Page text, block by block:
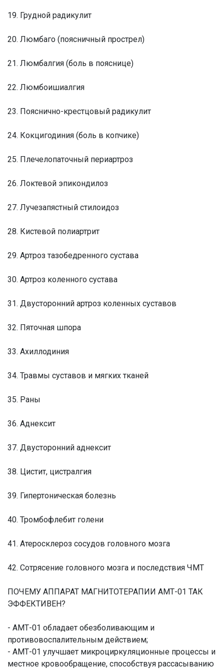
19. Грудной радикулит
20. Люмбаго (поясничный прострел)
21. Люмбалгия (боль в пояснице)
22. Люмбоишиалгия
23. Пояснично-крестцовый радикулит
24. Кокцигодиния (боль в копчике)
25. Плечелопаточный периартроз
26. Локтевой эпикондилоз
27. Лучезапястный стилоидоз
28. Кистевой полиартрит
29. Артроз тазобедренного сустава
30. Артроз коленного сустава
31. Двусторонний артроз коленных суставов
32. Пяточная шпора
33. Ахиллодиния
34. Травмы суставов и мягких тканей
35. Раны
36. Аднексит
37. Двусторонний аднексит
38. Цистит, цистралгия
39. Гипертоническая болезнь
40. Тромбофлебит голени
41. Атеросклероз сосудов головного мозга
42. Сотрясение головного мозга и последствия ЧМТ
ПОЧЕМУ АППАРАТ МАГНИТОТЕРАПИИ АМТ-01 ТАК
ЭФФЕКТИВЕН?
- АМТ-01 обладает обезболивающим и
противовоспалительным действием;
- АМТ-01 улучшает микроциркуляционные процессы и
местное кровообращение, способствуя рассасыванию